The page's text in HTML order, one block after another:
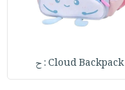
Cloud Backpack : ح